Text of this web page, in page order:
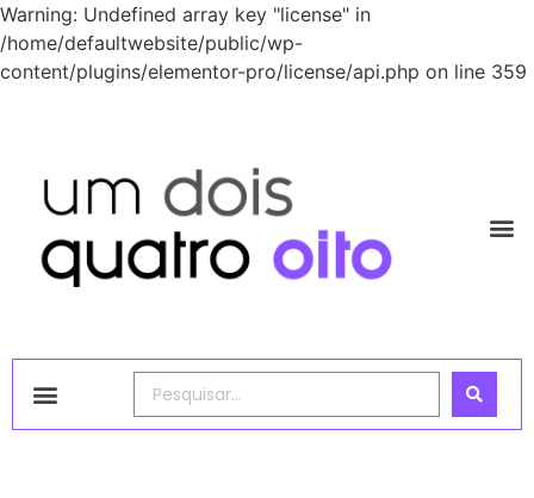
Warning: Undefined array key "license" in
/home/defaultwebsite/public/wp-
content/plugins/elementor-pro/license/api.php on line 359